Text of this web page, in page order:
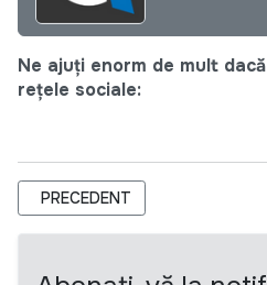
Ne ajuți enorm de mult
rețele sociale:
ARTICOL PRECEDENT:
PRECEDENT